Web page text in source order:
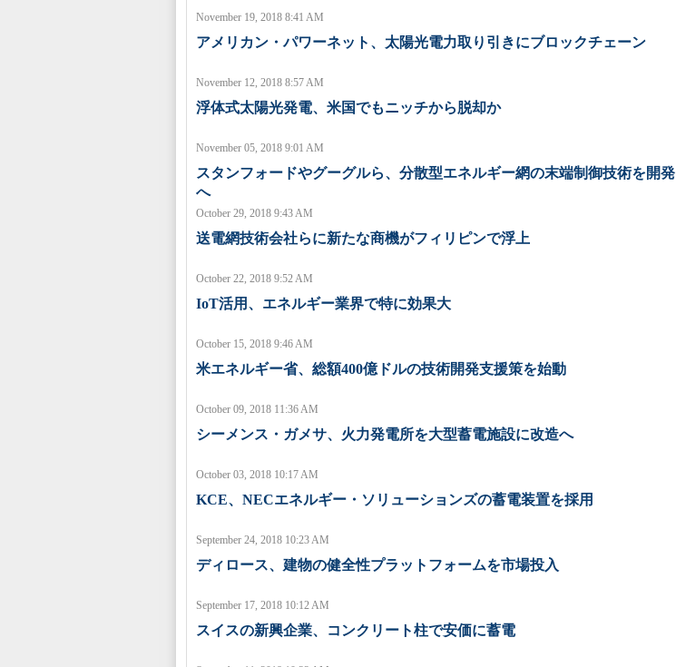
November 19, 2018 8:41 AM
アメリカン・パワーネット、太陽光電力取り引きにブロックチェーン
November 12, 2018 8:57 AM
浮体式太陽光発電、米国でもニッチから脱却か
November 05, 2018 9:01 AM
スタンフォードやグーグルら、分散型エネルギー網の末端制御技術を開発
へ
October 29, 2018 9:43 AM
送電網技術会社らに新たな商機がフィリピンで浮上
October 22, 2018 9:52 AM
IoT活用、エネルギー業界で特に効果大
October 15, 2018 9:46 AM
米エネルギー省、総額400億ドルの技術開発支援策を始動
October 09, 2018 11:36 AM
シーメンス・ガメサ、火力発電所を大型蓄電施設に改造へ
October 03, 2018 10:17 AM
KCE、NECエネルギー・ソリューションズの蓄電装置を採用
September 24, 2018 10:23 AM
ディロース、建物の健全性プラットフォームを市場投入
September 17, 2018 10:12 AM
スイスの新興企業、コンクリート柱で安価に蓄電